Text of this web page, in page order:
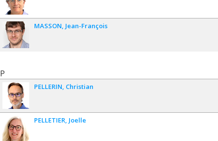
MASSON Jean-François
P
PELLERIN Christian
PELLETIER Joelle